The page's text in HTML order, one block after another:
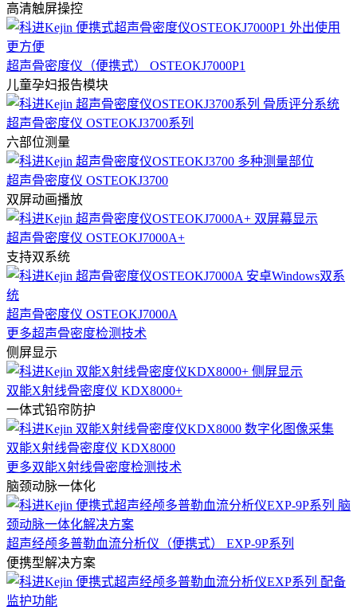
高清触屏操控
超声骨密度仪（便携式） OSTEOKJ7000P1
儿童孕妇报告模块
超声骨密度仪 OSTEOKJ3700系列
六部位测量
超声骨密度仪 OSTEOKJ3700
双屏动画播放
超声骨密度仪 OSTEOKJ7000A+
支持双系统
超声骨密度仪 OSTEOKJ7000A
更多超声骨密度检测技术
侧屏显示
双能X射线骨密度仪 KDX8000+
一体式铅帘防护
双能X射线骨密度仪 KDX8000
更多双能X射线骨密度检测技术
脑颈动脉一体化
超声经颅多普勒血流分析仪（便携式） EXP-9P系列
便携型解决方案